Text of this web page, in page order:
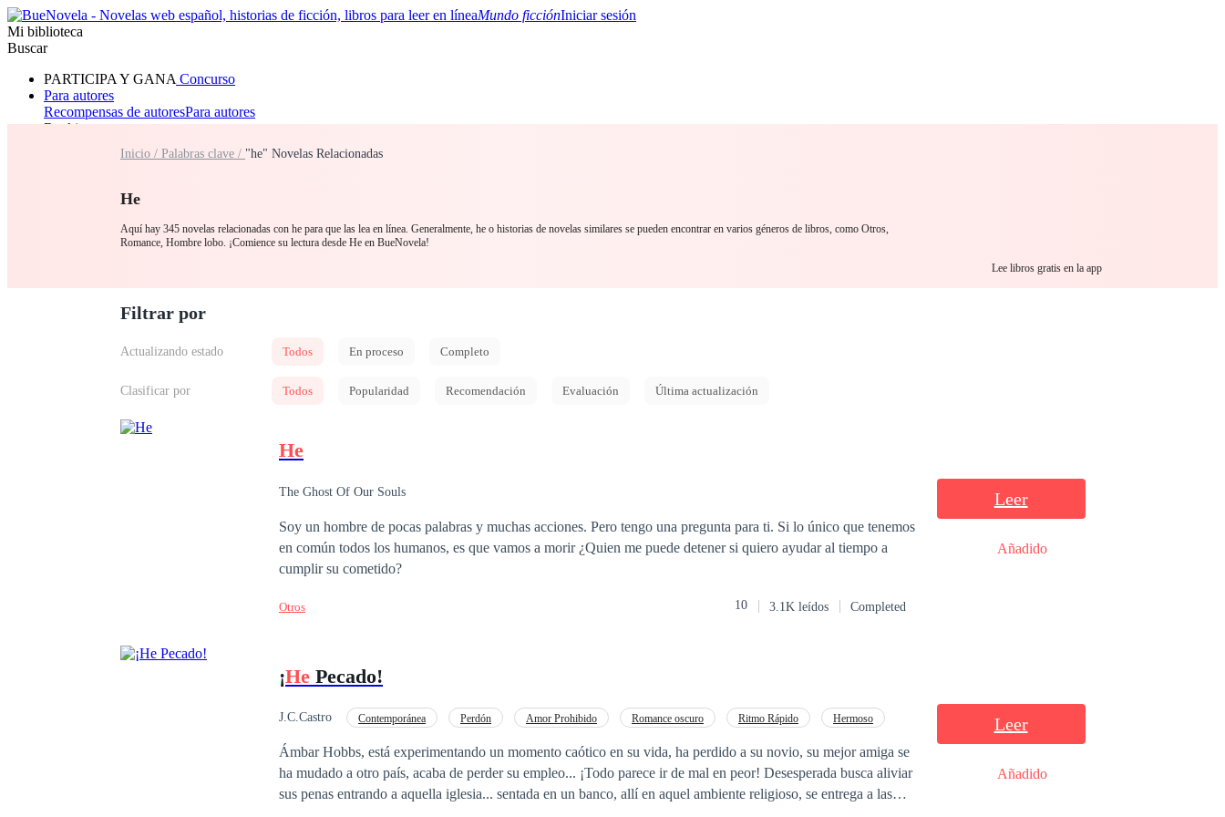
Mundo ficciónIniciar sesión
Mi biblioteca
Buscar
PARTICIPA Y GANA Concurso
Para autores
Recompensas de autoresPara autores
Ranking
RomanceHombre lobo
Inicio / Palabras clave / "he" Novelas Relacionadas
He
Aquí hay 345 novelas relacionadas con he para que las lea en línea. Generalmente, he o historias de novelas similares se pueden encontrar en varios géneros de libros, como Otros,
Romance, Hombre lobo. ¡Comience su lectura desde He en BueNovela!
Lee libros gratis en la app
Filtrar por
Actualizando estado Todos En proceso Completo
Clasificar por Todos Popularidad Recomendación Evaluación Última actualización
He
The Ghost Of Our Souls
Soy un hombre de pocas palabras y muchas acciones. Pero tengo una pregunta para ti. Si lo único que tenemos
en común todos los humanos, es que vamos a morir ¿Quien me puede detener si quiero ayudar al tiempo a
cumplir su cometido?
Otros 10 3.1K leídos Completed
Leer
Añadido
¡He Pecado!
J.C.Castro Contemporánea Perdón Amor Prohibido Romance oscuro Ritmo Rápido
Hermoso
Ámbar Hobbs, está experimentando un momento caótico en su vida, ha perdido a su novio, su mejor amiga se
ha mudado a otro país, acaba de perder su empleo... ¡Todo parece ir de mal en peor! Desesperada busca aliviar
sus penas entrando a aquella iglesia... sentada en un banco, allí en aquel ambiente religioso, se entrega a las
Leer
Añadido